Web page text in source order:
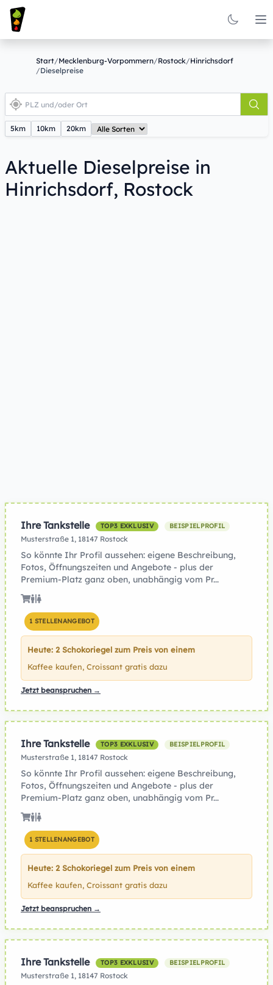
Start/Mecklenburg-Vorpommern/Rostock/Hinrichsdorf
/Dieselpreise
5km 10km 20km
Aktuelle Dieselpreise in
Hinrichsdorf, Rostock
Ihre Tankstelle TOP3 EXKLUSIV BEISPIELPROFIL
Musterstraße 1, 18147 Rostock
So könnte Ihr Profil aussehen: eigene Beschreibung,
Fotos, Öffnungszeiten und Angebote - plus der
Premium-Platz ganz oben, unabhängig vom Pr...
1 STELLENANGEBOT
Heute: 2 Schokoriegel zum Preis von einem
Kaffee kaufen, Croissant gratis dazu
Jetzt beanspruchen →
Ihre Tankstelle TOP3 EXKLUSIV BEISPIELPROFIL
Musterstraße 1, 18147 Rostock
So könnte Ihr Profil aussehen: eigene Beschreibung,
Fotos, Öffnungszeiten und Angebote - plus der
Premium-Platz ganz oben, unabhängig vom Pr...
1 STELLENANGEBOT
Heute: 2 Schokoriegel zum Preis von einem
Kaffee kaufen, Croissant gratis dazu
Jetzt beanspruchen →
Ihre Tankstelle TOP3 EXKLUSIV BEISPIELPROFIL
Musterstraße 1, 18147 Rostock